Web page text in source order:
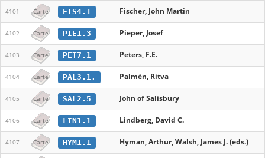
4101 Carte FIS4.1 Fischer, John Martin
4102 Carte PIE1.3 Pieper, Josef
4103 Carte PET7.1 Peters, F.E.
4104 Carte PAL3.1. Palmén, Ritva
4105 Carte SAL2.5 John of Salisbury
4106 Carte LIN1.1 Lindberg, David C.
4107 Carte HYM1.1 Hyman, Arthur, Walsh, James J. (eds.)